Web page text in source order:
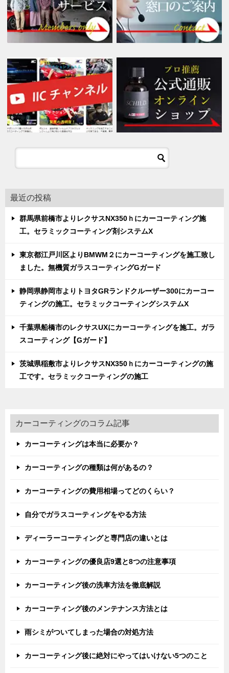
最近の投稿
群馬県前橋市よりレクサスNX350ｈにカーコーティング施
工。セラミックコーティング剤システムX
東京都江戸川区よりBMWM２にカーコーティングを施工致し
ました。無機質ガラスコーティングGガード
静岡県静岡市よりトヨタGRランドクルーザー300にカーコー
ティングの施工。セラミックコーティングシステムX
千葉県船橋市のレクサスUXにカーコーティングを施工。ガラ
スコーティング【Gガード】
茨城県稲敷市よりレクサスNX350ｈにカーコーティングの施
工です。セラミックコーティングの施工
カーコーティングのコラム記事
カーコーティングは本当に必要か？
カーコーティングの種類は何があるの？
カーコーティングの費用相場ってどのくらい？
自分でガラスコーティングをやる方法
ディーラーコーティングと専門店の違いとは
カーコーティングの優良店9選と8つの注意事項
カーコーティング後の洗車方法を徹底解説
カーコーティング後のメンテナンス方法とは
雨シミがついてしまった場合の対処方法
カーコーティング後に絶対にやってはいけない5つのこと